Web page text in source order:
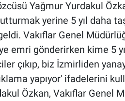
Yağmur Yurdakul
yerine 5 yıl daha
Vakıflar Genel
emri gönderirken kime 5
çıkıp, biz İzmirliden
yapıyor' ifadelerini
Özkan, Vakıflar Genel